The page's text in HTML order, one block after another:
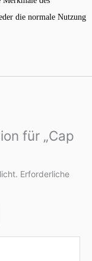
die normale Nutzung
für „Cap
Erforderliche